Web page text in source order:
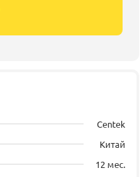
Centek
Китай
12 мес.